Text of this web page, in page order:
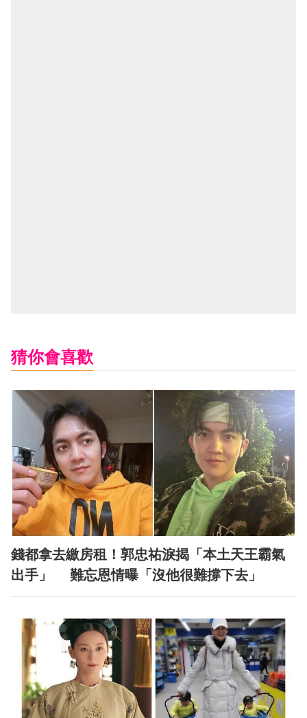
猜你會喜歡
錢都拿去繳房租！郭忠祐淚揭「本土天王霸氣
出手」 難忘恩情曝「沒他很難撐下去」